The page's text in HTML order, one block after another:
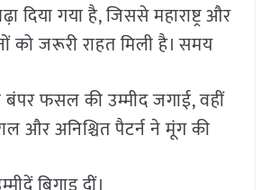
दिया गया है, जिससे महाराष्ट्र और
को जरूरी राहत मिली है। समय
फसल की उम्मीद जगाई, वहीं
और अनिश्चित पैटर्न ने मूंग की